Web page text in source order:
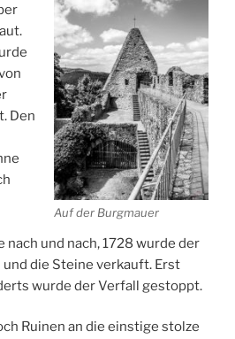
Auf der Burgmauer
Den
nach und nach, 1728 wurde der
die Steine verkauft. Erst
wurde der Verfall gestoppt.
Ruinen an die einstige stolze